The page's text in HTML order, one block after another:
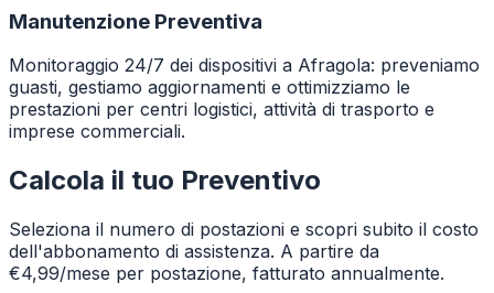
Manutenzione Preventiva
Monitoraggio 24/7 dei dispositivi a Afragola: preveniamo
guasti, gestiamo aggiornamenti e ottimizziamo le
prestazioni per centri logistici, attività di trasporto e
imprese commerciali.
Calcola il tuo Preventivo
Seleziona il numero di postazioni e scopri subito il costo
dell'abbonamento di assistenza. A partire da
€4,99/mese per postazione, fatturato annualmente.